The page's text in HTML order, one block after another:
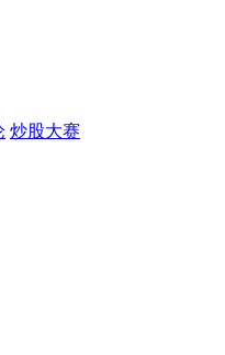
炒股大赛